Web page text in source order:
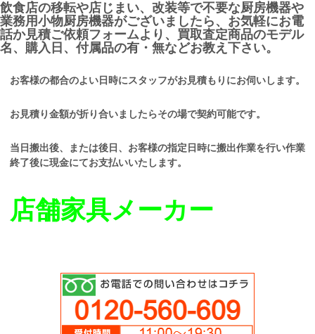
飲食店の移転や店じまい、改装等で不要な厨房機器や
業務用小物厨房機器がございましたら、お気軽にお電
話か見積ご依頼フォームより、買取査定商品のモデル
名、購入日、付属品の有・無などお教え下さい。
お客様の都合のよい日時にスタッフがお見積もりにお伺いします。
お見積り金額が折り合いましたらその場で契約可能です。
当日搬出後、または後日、お客様の指定日時に搬出作業を行い作業
終了後に現金にてお支払いいたします。
店舗家具メーカー